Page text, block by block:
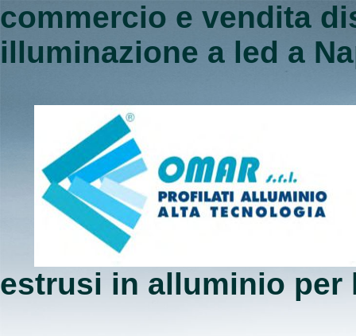
commercio e vendita
illuminazione a led a
estrusi in alluminio per